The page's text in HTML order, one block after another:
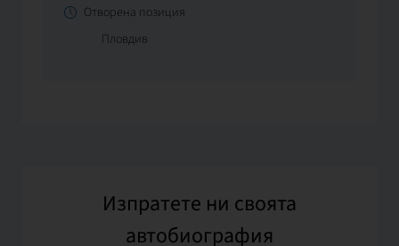
Пловдив
Отворена позиция
Изпратете ни своята
автобиография